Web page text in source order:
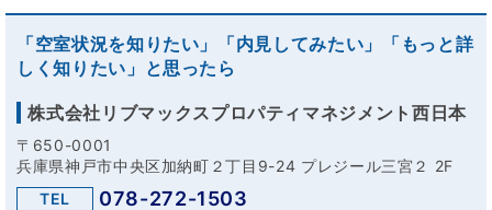
「空室状況を知りたい」「内見してみたい」「もっと詳
しく知りたい」と思ったら
株式会社リブマックスプロパティマネジメント西日本
〒650-0001
兵庫県神戸市中央区加納町２丁目9-24 プレジール三宮２ 2F
TEL
078-272-1503